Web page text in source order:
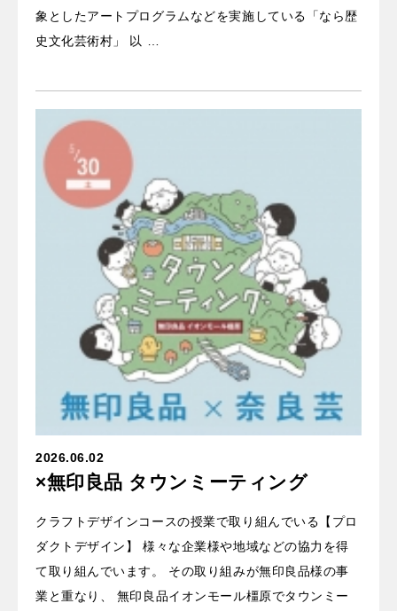
象としたアートプログラムなどを実施している「なら歴
史文化芸術村」 以 …
2026.06.02
×無印良品 タウンミーティング
クラフトデザインコースの授業で取り組んでいる【プロ
ダクトデザイン】 様々な企業様や地域などの協力を得
て取り組んでいます。 その取り組みが無印良品様の事
業と重なり、 無印良品イオンモール橿原でタウンミー